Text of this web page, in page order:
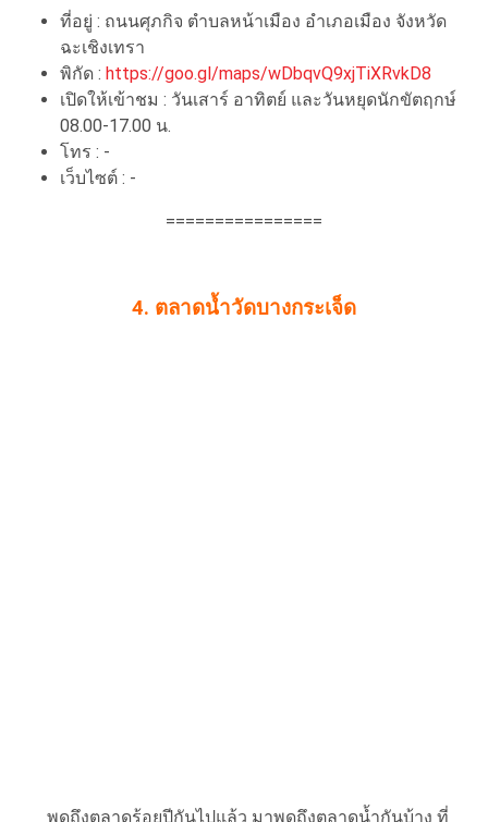
ที่อยู่ : ถนนศุภกิจ ตำบลหน้าเมือง อำเภอเมือง จังหวัด
ฉะเชิงเทรา
พิกัด : https://goo.gl/maps/wDbqvQ9xjTiXRvkD8
เปิดให้เข้าชม : วันเสาร์ อาทิตย์ และวันหยุดนักขัตฤกษ์
08.00-17.00 น.
โทร : -
เว็บไซต์ : -
================
4. ตลาดน้ำวัดบางกระเจ็ด
พูดถึงตลาดร้อยปีกันไปแล้ว มาพูดถึงตลาดน้ำกันบ้าง ที่